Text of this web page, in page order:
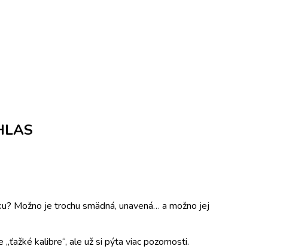
Možno je trochu smädná, unavená… a možno jej
kalibre“, ale už si pýta viac pozornosti.